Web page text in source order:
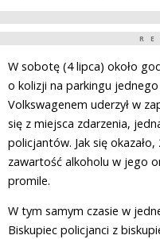
W sobotę (4 lipca) około
o kolizji na parkingu
Volkswagenem uderzył w
się z miejsca zdarzenia,
policjantów. Jak się
zawartość alkoholu w jego
promile.
W tym samym czasie w
Biskupiec policjanci z